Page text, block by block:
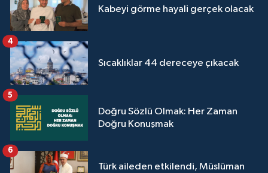
Kabeyi görme hayali gerçek olacak
Sıcaklıklar 44 dereceye çıkacak
4
Doğru Sözlü Olmak: Her Zaman
Doğru Konuşmak
5
Türk aileden etkilendi, Müslüman
6
Tunceli Müftülüğü
Uşak Müftülüğü
Van Müftülüğü
Yozgat Müftülüğü
Zonguldak Müftülüğü